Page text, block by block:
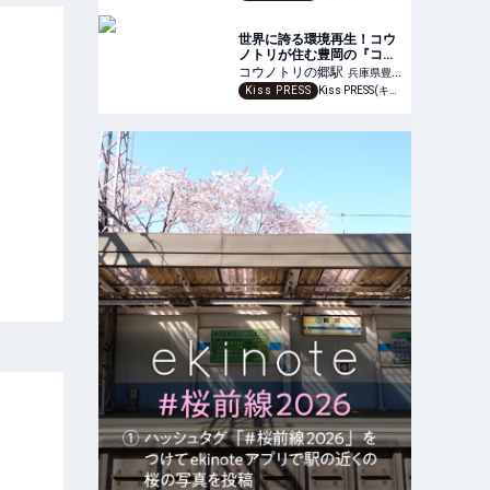
世界に誇る環境再生！コウ
ノトリが住む豊岡の『コウ
ノトリの郷公園』で大自然
を学ぶ！
コウノトリの郷駅 兵庫県豊岡
市Kiss PRESS Kiss PRESS(キッスプレス) | 街を、もっと楽しもう